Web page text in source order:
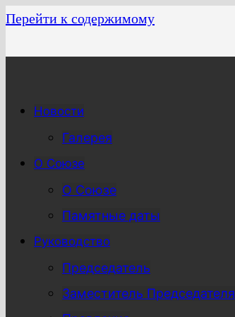
Перейти к содержимому
Новости
Галерея
О Союзе
О Союзе
Памятные даты
Руководство
Председатель
Заместитель Председателя